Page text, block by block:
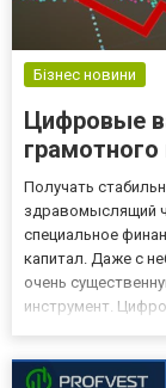
Бізнес новини
Цифровые
грамотного
Получать
здравомыслящий
специальное
капитал. Даже с
очень
инструмент.
инвесторов, имен...